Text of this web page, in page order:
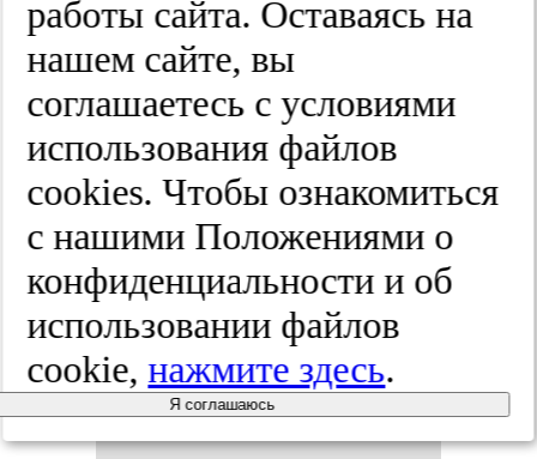
2025;(10-2):5-11
Ког­ни­тив­
ные дис­
фун­кции у
де­тей с за­
бо­ле­ва­ни­
работы сайта. Оставаясь на
нашем сайте, вы
соглашаетесь с условиями
использования файлов
cооkies. Чтобы ознакомиться
с нашими Положениями о
конфиденциальности и об
использовании файлов
cookie,нажмите здесь.
Я соглашаюсь